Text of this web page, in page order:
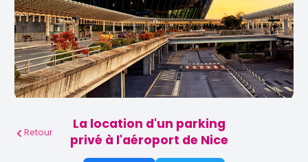
Retour
La location d'un parking
privé à l'aéroport de Nice